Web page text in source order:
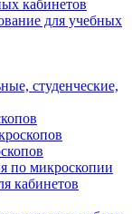
кабинетов
для учебных
студенческие,
по микроскопии
кабинетов